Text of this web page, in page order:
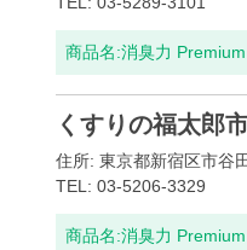
商品名:消臭力
くすりの福太郎
住所: 東京都新宿区市谷
TEL: 03-5206-3329
商品名:消臭力